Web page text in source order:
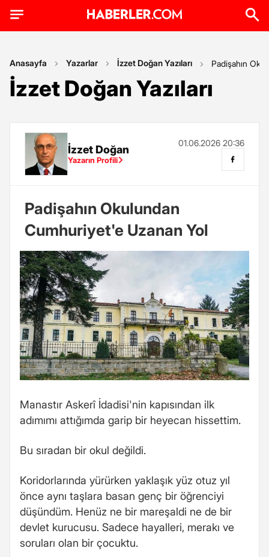
Anasayfa Yazarlar İzzet Doğan Yazıları Padişahın
İzzet Doğan Yazıları
İzzet Doğan
Yazarın Profili
01.06.2026 20:36
Padişahın Okulundan
Cumhuriyet'e Uzanan Yol
Manastır Askerî İdadisi'nin kapısından ilk
adımımı attığımda garip bir heyecan hissettim.
Bu sıradan bir okul değildi.
Koridorlarında yürürken yaklaşık yüz otuz yıl
önce aynı taşlara basan genç bir öğrenciyi
düşündüm. Henüz ne bir mareşaldi ne de bir
devlet kurucusu. Sadece hayalleri, merakı ve
soruları olan bir çocuktu.